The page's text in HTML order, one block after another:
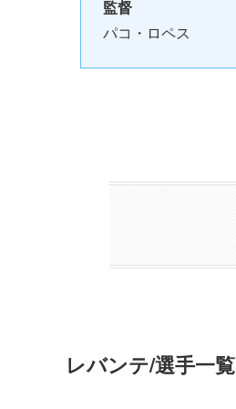
監督
パコ・ロペス
レバンテ/選手一覧